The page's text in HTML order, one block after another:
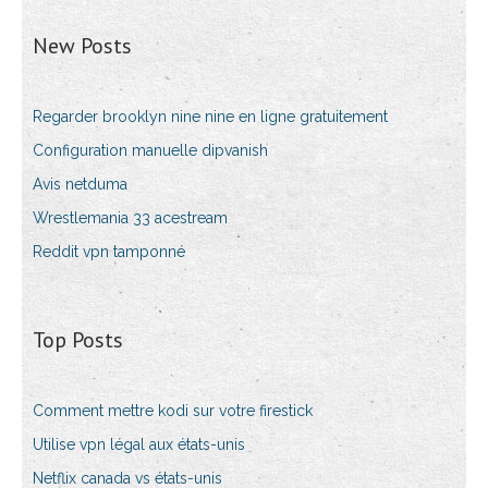
New Posts
Regarder brooklyn nine nine en ligne gratuitement
Configuration manuelle dipvanish
Avis netduma
Wrestlemania 33 acestream
Reddit vpn tamponné
Top Posts
Comment mettre kodi sur votre firestick
Utilise vpn légal aux états-unis
Netflix canada vs états-unis